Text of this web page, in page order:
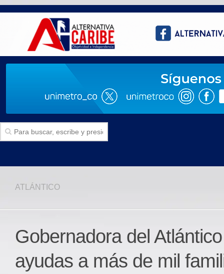
Politica
Deportes
JUDICIAL
ATLÁNTICO
Gobernadora del
ayudas a más de mil